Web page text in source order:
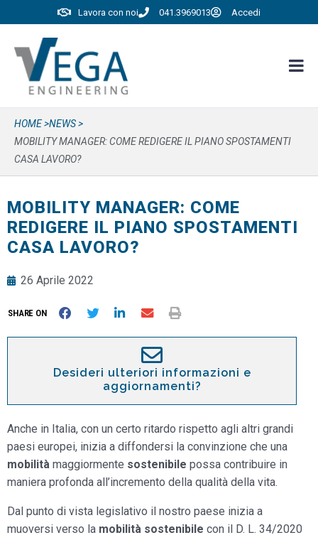
Lavora con noi 041.3969013 Accedi
HOME >NEWS >
MOBILITY MANAGER: COME REDIGERE IL PIANO SPOSTAMENTI
CASA LAVORO?
MOBILITY MANAGER: COME
REDIGERE IL PIANO SPOSTAMENTI
CASA LAVORO?
26 Aprile 2022
SHARE ON
Desideri ulteriori informazioni e
aggiornamenti?
Anche in Italia, con un certo ritardo rispetto agli altri grandi
paesi europei, inizia a diffondersi la convinzione che una
mobilità maggiormente sostenibile possa contribuire in
maniera profonda all’incremento della qualità della vita.
Dal punto di vista legislativo il nostro paese inizia a
muoversi verso la mobilità sostenibile con il D. L. 34/2020